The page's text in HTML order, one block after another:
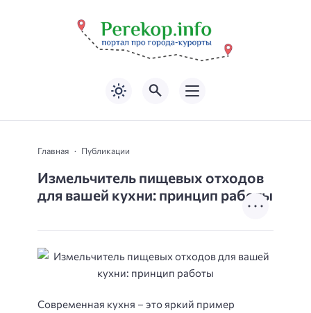
Главная Публикации
Измельчитель пищевых отходов
для вашей кухни: принцип работы
Современная кухня – это яркий пример